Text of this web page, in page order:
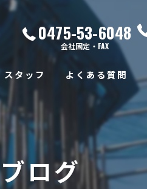
0475-53-6048
会社固定・FAX
スタッフ よくある質問
ブログ